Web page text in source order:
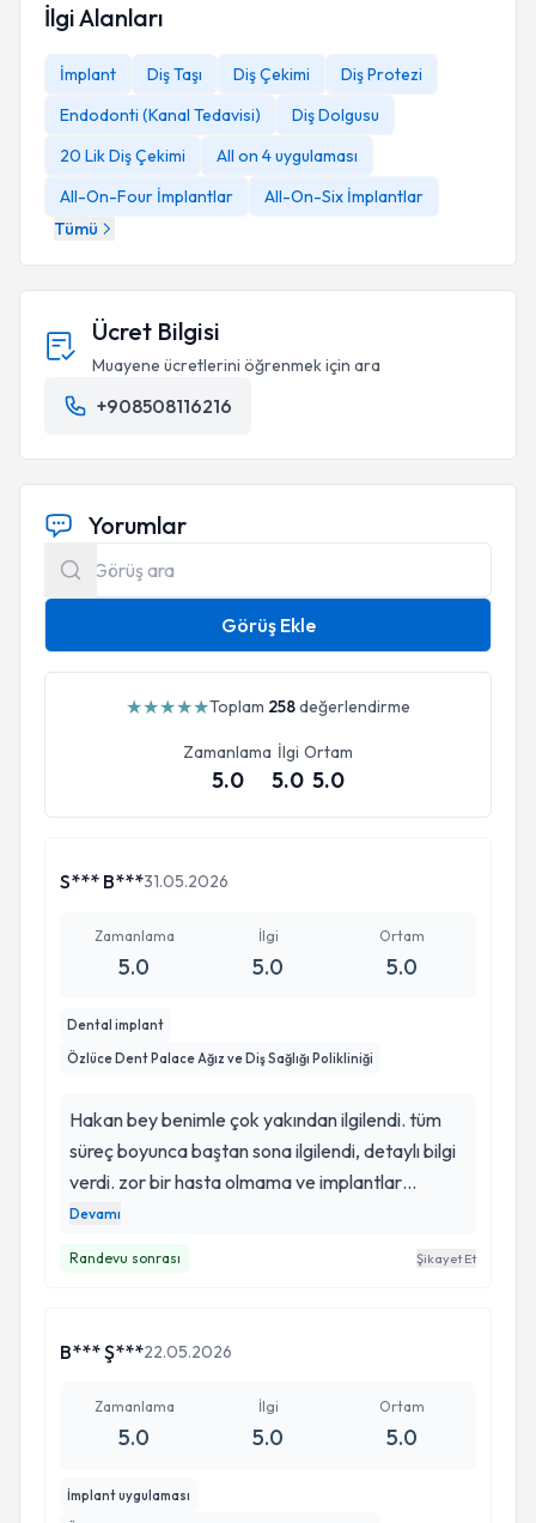
İlgi Alanları
İmplant Diş Taşı Diş Çekimi
Diş Protezi
Endodonti (Kanal Tedavisi)
Diş Dolgusu
20 Lik Diş Çekimi
All on 4 uygulaması
All-On-Four İmplantlar
All-On-Six İmplantlar
Tümü
Ücret Bilgisi
Muayene ücretlerini öğrenmek için ara
+908508116216
Yorumlar
Görüş Ekle
★★★★★Toplam 258değerlendirme
Zamanlama
5.0
İlgi
5.0
Ortam
5.0
S*** B***31.05.2026
Zamanlama
5.0
İlgi
5.0
Ortam
5.0
Dental implant
Özlüce Dent Palace Ağız ve Diş Sağlığı Polikliniği
Hakan bey benimle çok yakından ilgilendi. tüm
süreç boyunca baştan sona ilgilendi, detaylı bilgi
verdi. zor bir hasta olmama ve implantlar
yapılırken heyecanlanmam sürekli panik
bekliyorum kendilerine teşekkür ederim
Devamı
Randevu sonrası Şikayet Et
B*** Ş***22.05.2026
Zamanlama
5.0
İlgi
5.0
Ortam
5.0
İmplant uygulaması